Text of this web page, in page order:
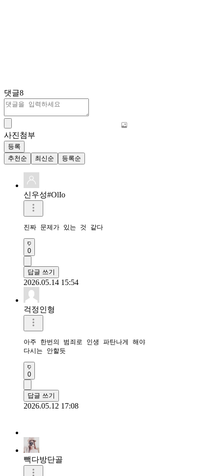
댓글8
사진첨부
등록
추천순
최신순 등록순
신우성#OlIo
진짜 문제가 있는 것 같다
0
답글 쓰기
2026.05.14 15:54
걱정인형
아주 한번의 범죄로 인생 파탄나게 해야
다시는 안할듯
0
답글 쓰기
2026.05.12 17:08
빽다방단골